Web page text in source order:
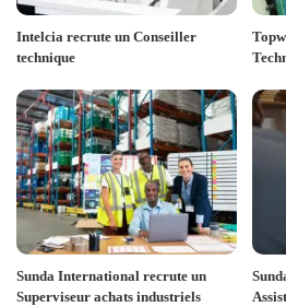
Intelcia recrute un Conseiller
technique
Sunda International recrute un
Superviseur achats industriels